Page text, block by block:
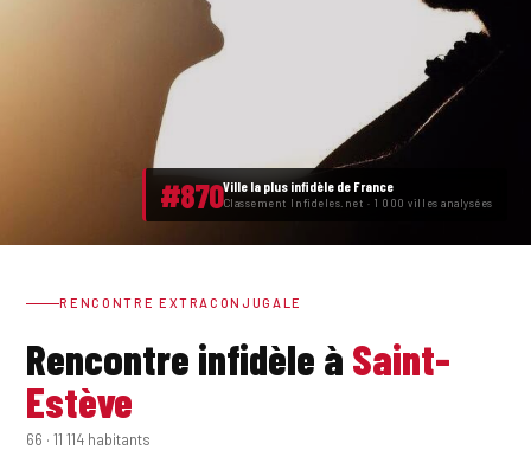
#870Ville la plus infidèle de France
Classement Infideles.net · 1 000 villes analysées
RENCONTRE EXTRACONJUGALE
Rencontre infidèle à Saint-
Estève
66 · 11 114 habitants